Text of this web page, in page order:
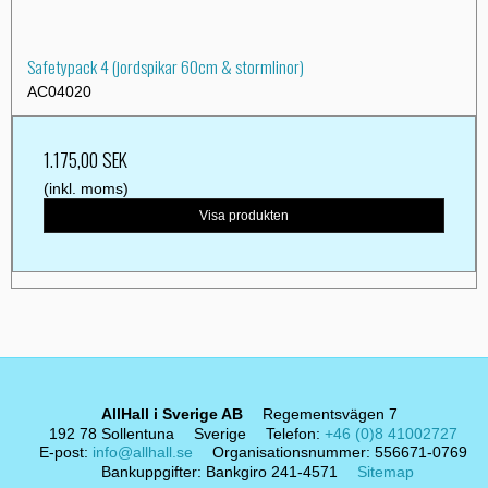
Safetypack 4 (jordspikar 60cm & stormlinor)
AC04020
1.175,00 SEK
(inkl. moms)
Visa produkten
AllHall i Sverige AB
Regementsvägen 7
192 78 Sollentuna
Sverige Telefon: +46 (0)8 41002727
E-post: info@allhall.se Organisationsnummer: 556671-0769
Bankuppgifter: Bankgiro 241-4571 Sitemap